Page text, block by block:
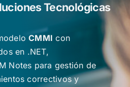
Tecnológicas
CMMI con
en .NET,
Notes para gestión de
correctivos y